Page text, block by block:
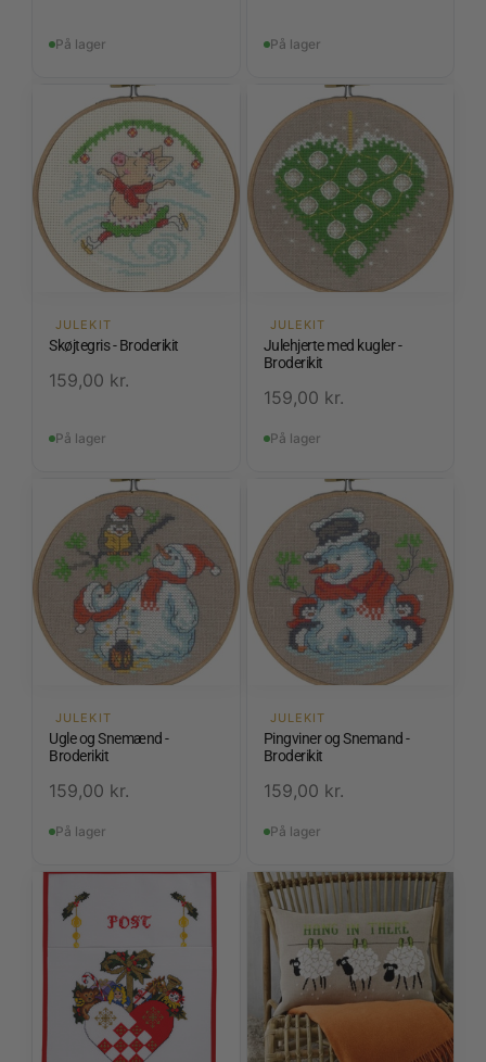
På lager På lager
JULEKIT
Skøjtegris - Broderikit
159,00 kr.
På lager
JULEKIT
Julehjerte med kugler -
Broderikit
159,00 kr.
På lager
JULEKIT
Ugle og Snemænd -
Broderikit
159,00 kr.
På lager
JULEKIT
Pingviner og Snemand -
Broderikit
159,00 kr.
På lager